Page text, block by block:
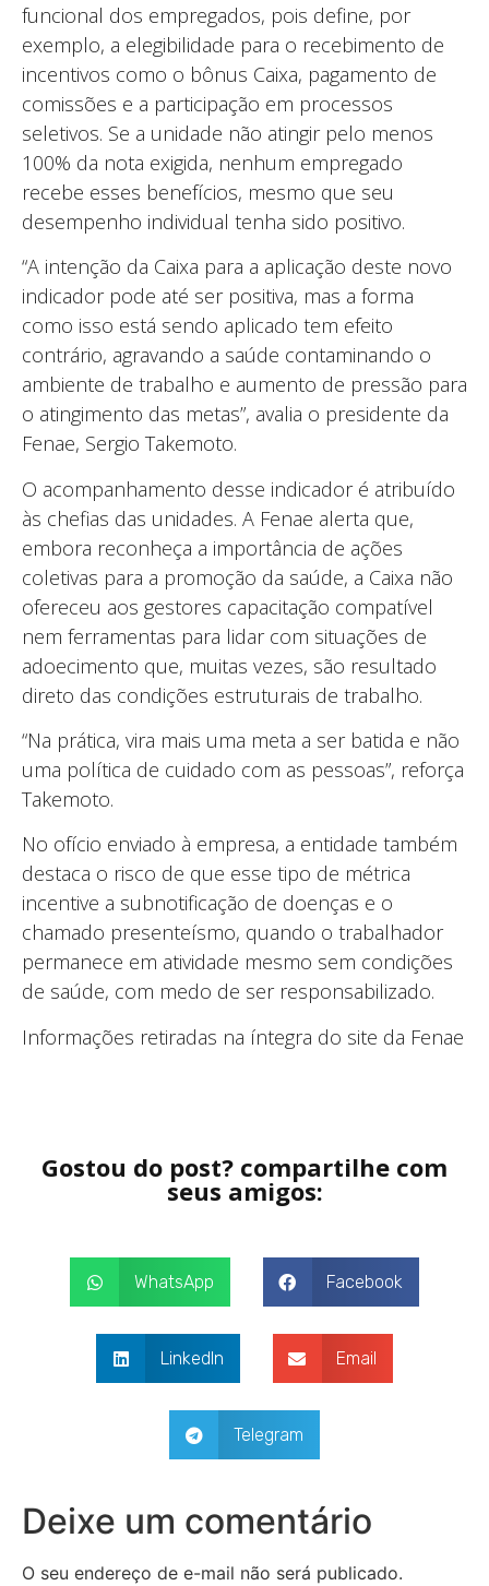
funcional dos empregados, pois define, por
exemplo, a elegibilidade para o recebimento de
incentivos como o bônus Caixa, pagamento de
comissões e a participação em processos
seletivos. Se a unidade não atingir pelo menos
100% da nota exigida, nenhum empregado
recebe esses benefícios, mesmo que seu
desempenho individual tenha sido positivo.
“A intenção da Caixa para a aplicação deste novo
indicador pode até ser positiva, mas a forma
como isso está sendo aplicado tem efeito
contrário, agravando a saúde contaminando o
ambiente de trabalho e aumento de pressão para
o atingimento das metas”, avalia o presidente da
Fenae, Sergio Takemoto.
O acompanhamento desse indicador é atribuído
às chefias das unidades. A Fenae alerta que,
embora reconheça a importância de ações
coletivas para a promoção da saúde, a Caixa não
ofereceu aos gestores capacitação compatível
nem ferramentas para lidar com situações de
adoecimento que, muitas vezes, são resultado
direto das condições estruturais de trabalho.
“Na prática, vira mais uma meta a ser batida e não
uma política de cuidado com as pessoas”, reforça
Takemoto.
No ofício enviado à empresa, a entidade também
destaca o risco de que esse tipo de métrica
incentive a subnotificação de doenças e o
chamado presenteísmo, quando o trabalhador
permanece em atividade mesmo sem condições
de saúde, com medo de ser responsabilizado.
Informações retiradas na íntegra do site da Fenae
Gostou do post? compartilhe com
seus amigos:
WhatsApp Facebook
LinkedIn Email
Telegram
Deixe um comentário
O seu endereço de e-mail não será publicado.